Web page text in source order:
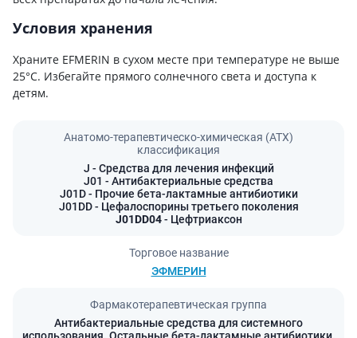
Условия хранения
Храните EFMERIN в сухом месте при температуре не выше
25°C. Избегайте прямого солнечного света и доступа к
детям.
Анатомо-терапевтическо-химическая (АТХ)
классификация
J - Средства для лечения инфекций
J01 - Антибактериальные средства
J01D- Прочие бета-лактамные антибиотики
J01DD- Цефалоспорины третьего поколения
J01DD04- Цефтриаксон
Торговое название
ЭФМЕРИН
Фармакотерапевтическая группа
Антибактериальные средства для системного